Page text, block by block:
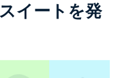
イートを発